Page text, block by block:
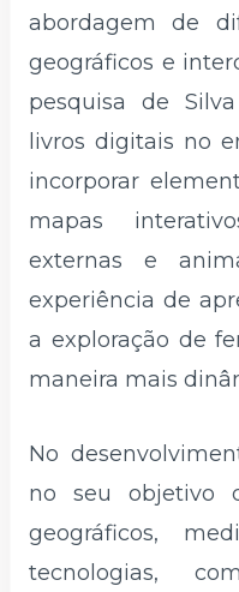
abordagem de
geográficos e
pesquisa de
livros digitais no
incorporar
mapas
externas e
experiência de
a exploração de
maneira mais
No
no seu objetivo
geográficos,
tecnologias,